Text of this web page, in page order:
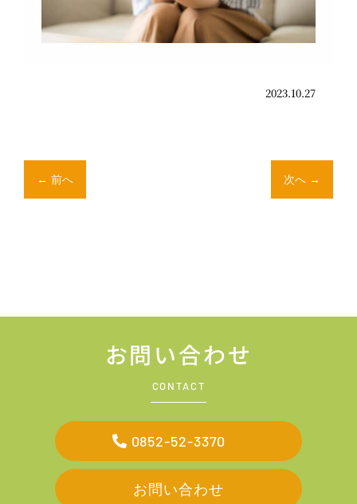
2023.10.27
← 前へ 次へ →
お問い合わせ
CONTACT
0852-52-3370
お問い合わせ